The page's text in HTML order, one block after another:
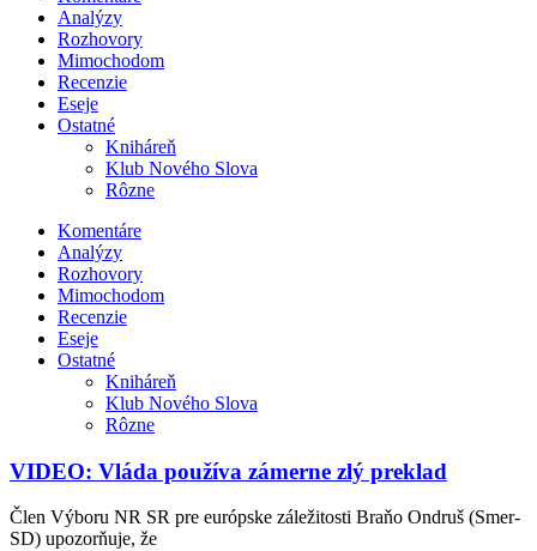
Analýzy
Rozhovory
Mimochodom
Recenzie
Eseje
Ostatné
Kniháreň
Klub Nového Slova
Rôzne
Komentáre
Analýzy
Rozhovory
Mimochodom
Recenzie
Eseje
Ostatné
Kniháreň
Klub Nového Slova
Rôzne
VIDEO: Vláda používa zámerne zlý preklad
Člen Výboru NR SR pre európske záležitosti Braňo Ondruš (Smer-
SD) upozorňuje, že